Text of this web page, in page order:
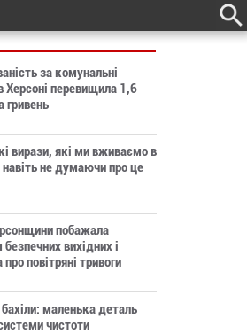
за комунальні
Херсоні перевищила 1,6
гривень
вирази, які ми вживаємо в
навіть не думаючи про це
побажала
вихідних і
повітряні тривоги
маленька деталь
чистоти